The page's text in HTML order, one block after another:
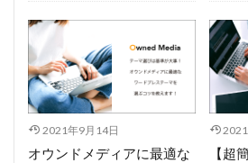
2021年9月14日
オウンドメディアに最適な
【超